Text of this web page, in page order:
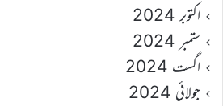
اکتوبر 2024
ستمبر 2024
اگست 2024
جولائی 2024